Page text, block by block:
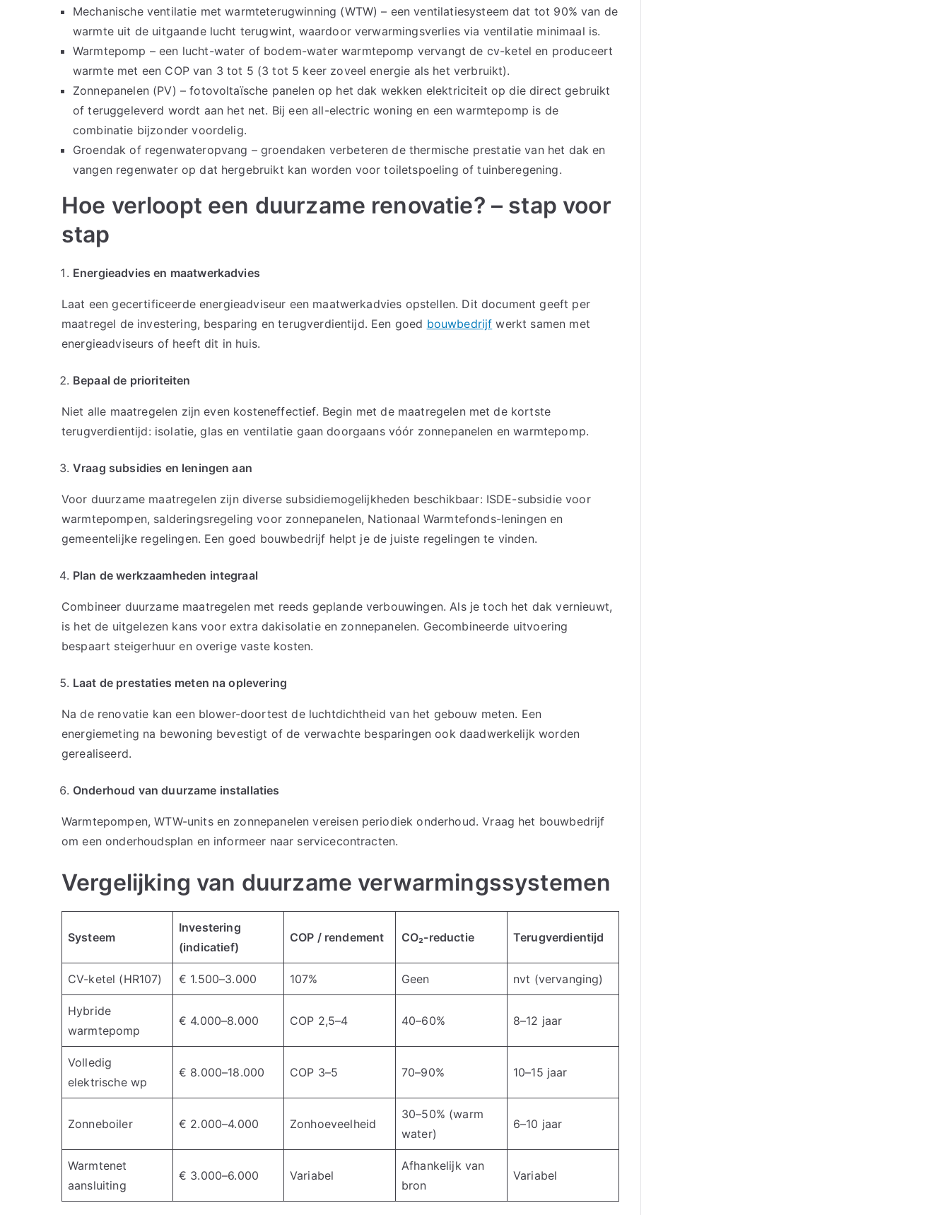
Mechanische ventilatie met warmteterugwinning (WTW) – een ventilatiesysteem dat tot 90% van de
warmte uit de uitgaande lucht terugwint, waardoor verwarmingsverlies via ventilatie minimaal is.
Warmtepomp – een lucht-water of bodem-water warmtepomp vervangt de cv-ketel en produceert
warmte met een COP van 3 tot 5 (3 tot 5 keer zoveel energie als het verbruikt).
Zonnepanelen (PV) – fotovoltaïsche panelen op het dak wekken elektriciteit op die direct gebruikt
of teruggeleverd wordt aan het net. Bij een all-electric woning en een warmtepomp is de
combinatie bijzonder voordelig.
Groendak of regenwateropvang – groendaken verbeteren de thermische prestatie van het dak en
vangen regenwater op dat hergebruikt kan worden voor toiletspoeling of tuinberegening.
Hoe verloopt een duurzame renovatie? – stap voor
stap
Energieadvies en maatwerkadvies
Laat een gecertificeerde energieadviseur een maatwerkadvies opstellen. Dit document geeft per
maatregel de investering, besparing en terugverdientijd. Een goed bouwbedrijf werkt samen met
energieadviseurs of heeft dit in huis.
Bepaal de prioriteiten
Niet alle maatregelen zijn even kosteneffectief. Begin met de maatregelen met de kortste
terugverdientijd: isolatie, glas en ventilatie gaan doorgaans vóór zonnepanelen en warmtepomp.
Vraag subsidies en leningen aan
Voor duurzame maatregelen zijn diverse subsidiemogelijkheden beschikbaar: ISDE-subsidie voor
warmtepompen, salderingsregeling voor zonnepanelen, Nationaal Warmtefonds-leningen en
gemeentelijke regelingen. Een goed bouwbedrijf helpt je de juiste regelingen te vinden.
Plan de werkzaamheden integraal
Combineer duurzame maatregelen met reeds geplande verbouwingen. Als je toch het dak vernieuwt,
is het de uitgelezen kans voor extra dakisolatie en zonnepanelen. Gecombineerde uitvoering
bespaart steigerhuur en overige vaste kosten.
Laat de prestaties meten na oplevering
Na de renovatie kan een blower-doortest de luchtdichtheid van het gebouw meten. Een
energiemeting na bewoning bevestigt of de verwachte besparingen ook daadwerkelijk worden
gerealiseerd.
Onderhoud van duurzame installaties
Warmtepompen, WTW-units en zonnepanelen vereisen periodiek onderhoud. Vraag het bouwbedrijf
om een onderhoudsplan en informeer naar servicecontracten.
Vergelijking van duurzame verwarmingssystemen
Systeem
Investering
(indicatief)
COP / rendement CO₂-reductie Terugverdientijd
CV-ketel (HR107) € 1.500–3.000 107% Geen nvt (vervanging)
Hybride
warmtepomp
€ 4.000–8.000 COP 2,5–4 40–60% 8–12 jaar
Volledig
elektrische wp
€ 8.000–18.000 COP 3–5 70–90% 10–15 jaar
Zonneboiler € 2.000–4.000 Zonhoeveelheid
30–50% (warm
water)
6–10 jaar
Warmtenet
aansluiting
€ 3.000–6.000 Variabel
Afhankelijk van
bron
Variabel